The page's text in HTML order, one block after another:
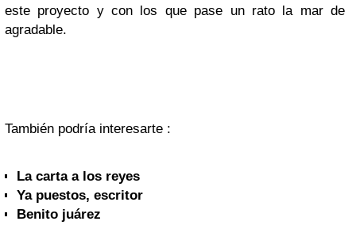
este proyecto y con los que pase un rato la mar de
agradable.
También podría interesarte :
La carta a los reyes
Ya puestos, escritor
Benito juárez